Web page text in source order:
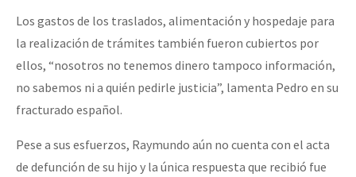
Los gastos de los traslados, alimentación y hospedaje para
la realización de trámites también fueron cubiertos por
ellos, “nosotros no tenemos dinero tampoco información,
no sabemos ni a quién pedirle justicia”, lamenta Pedro en su
fracturado español.
Pese a sus esfuerzos, Raymundo aún no cuenta con el acta
de defunción de su hijo y la única respuesta que recibió fue